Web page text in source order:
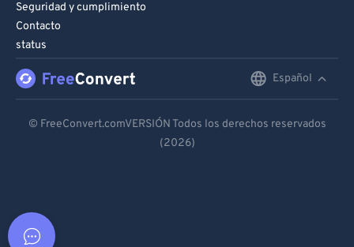
Seguridad y cumplimiento
Contacto
status
Español
Español
© FreeConvert.comVERSIÓN Todos los derechos reservados
(2026)